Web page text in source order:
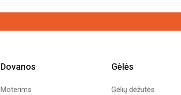
Dovanos
Moterims
Gėlės
Gėlių dėžutės